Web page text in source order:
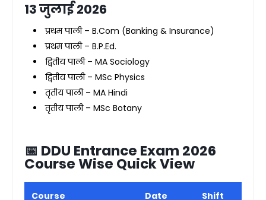
13 जुलाई 2026
प्रथम पाली – B.Com (Banking & Insurance)
प्रथम पाली – B.P.Ed.
द्वितीय पाली – MA Sociology
द्वितीय पाली – MSc Physics
तृतीय पाली – MA Hindi
तृतीय पाली – MSc Botany
📅 DDU Entrance Exam 2026
Course Wise Quick View
Course Date Shift